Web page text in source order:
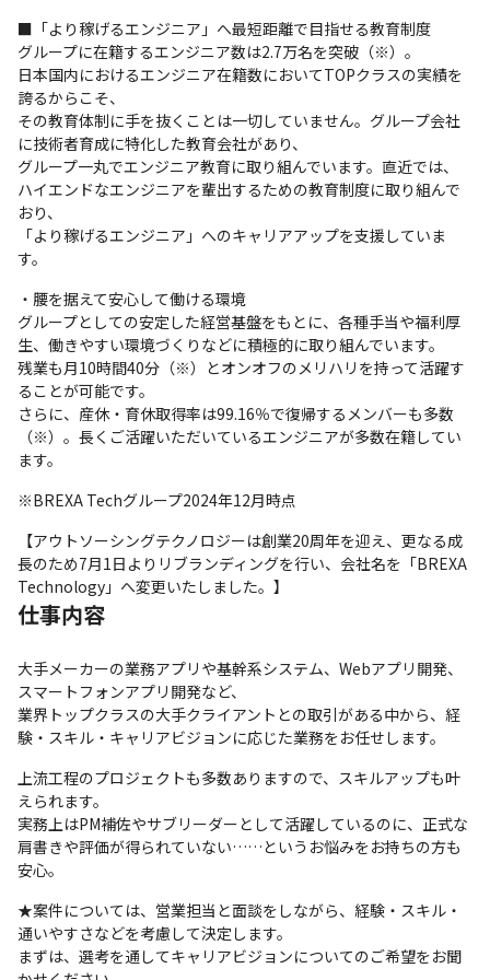
■「より稼げるエンジニア」へ最短距離で目指せる教育制度
グループに在籍するエンジニア数は2.7万名を突破（※）。
日本国内におけるエンジニア在籍数においてTOPクラスの実績を
誇るからこそ、
その教育体制に手を抜くことは一切していません。グループ会社
に技術者育成に特化した教育会社があり、
グループ一丸でエンジニア教育に取り組んでいます。直近では、
ハイエンドなエンジニアを輩出するための教育制度に取り組んで
おり、
「より稼げるエンジニア」へのキャリアアップを支援していま
す。
・腰を据えて安心して働ける環境
グループとしての安定した経営基盤をもとに、各種手当や福利厚
生、働きやすい環境づくりなどに積極的に取り組んでいます。
残業も月10時間40分（※）とオンオフのメリハリを持って活躍す
ることが可能です。
さらに、産休・育休取得率は99.16％で復帰するメンバーも多数
（※）。長くご活躍いただいているエンジニアが多数在籍してい
ます。
※BREXA Techグループ2024年12月時点
【アウトソーシングテクノロジーは創業20周年を迎え、更なる成
長のため7月1日よりリブランディングを行い、会社名を「BREXA
Technology」へ変更いたしました。】
仕事内容
⼤⼿メーカーの業務アプリや基幹系システム、Webアプリ開発、
スマートフォンアプリ開発など、
業界トップクラスの大手クライアントとの取引がある中から、経
験・スキル・キャリアビジョンに応じた業務をお任せします。
上流工程のプロジェクトも多数ありますので、スキルアップも叶
えられます。
実務上はPM補佐やサブリーダーとして活躍しているのに、正式な
肩書きや評価が得られていない……というお悩みをお持ちの方も
安心。
★案件については、営業担当と面談をしながら、経験・スキル・
通いやすさなどを考慮して決定します。
まずは、選考を通してキャリアビジョンについてのご希望をお聞